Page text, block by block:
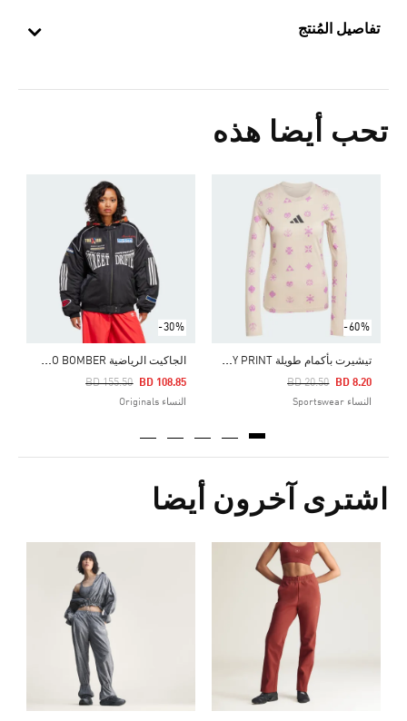
تفاصيل المُنتج
تحب أيضا هذه
-60%
ت
يشيرت بأكمام طويلة BLOOM SKY PRINT
Price Reduced From
BD 20.50
To BD 8.20
النساء Sportswear
-30%
ا
لجاكيت الرياضية RASANT MOTO BOMBER
Price Reduced From
BD 155.50
To BD 108.85
النساء Originals
اشترى آخرون أيضا